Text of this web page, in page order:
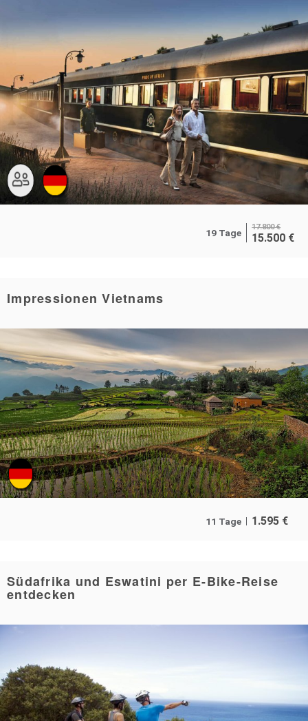
19 Tage
17.800 €
15.500 €
Impressionen Vietnams
11 Tage 1.595 €
Südafrika und Eswatini per E-Bike-Reise
entdecken